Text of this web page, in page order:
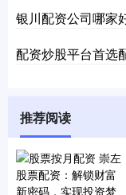
银川配资公司哪家
配资炒股平台首选
推荐阅读